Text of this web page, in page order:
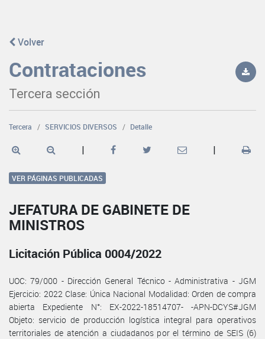
Volver
Contrataciones
Tercera sección
Tercera SERVICIOS DIVERSOS Detalle
| |
VER PÁGINAS PUBLICADAS
JEFATURA DE GABINETE DE
MINISTROS
Licitación Pública 0004/2022
UOC: 79/000 - Dirección General Técnico - Administrativa - JGM
Ejercicio: 2022 Clase: Única Nacional Modalidad: Orden de compra
abierta Expediente N°: EX-2022-18514707- -APN-DCYS#JGM
Objeto: servicio de producción logística integral para operativos
territoriales de atención a ciudadanos por el término de SEIS (6)